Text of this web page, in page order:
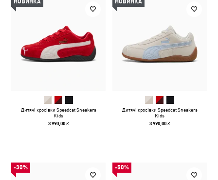
НОВИНКА
Дитячі кросівки Speedcat Sneakers
Kids
3 990,00 ₴
НОВИНКА
Дитячі кросівки Speedcat Sneakers
Kids
3 990,00 ₴
-30% -50%